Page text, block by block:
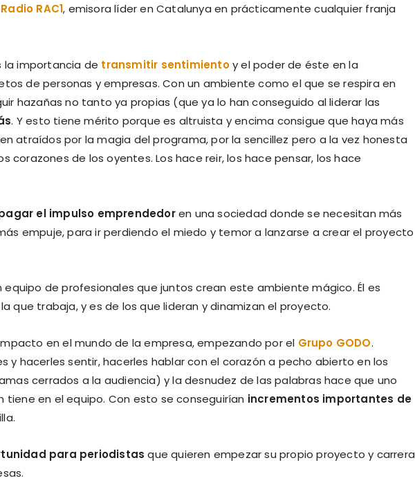
RAC1, emisora líder en Catalunya en prácticamente cualquier franja
la importancia de transmitir sentimientoy el poder de éste en la
de personas y empresas. Con un ambiente como el que se respira en
hazañas no tanto ya propias (que ya lo han conseguido al liderar las
. Y esto tiene mérito porque es altruista y encima consigue que haya más
atraídos por la magia del programa, por la sencillez pero a la vez honesta
corazones de los oyentes. Los hace reir, los hace pensar, los hace
el impulso emprendedoren una sociedad donde se necesitan más
empuje, para ir perdiendo el miedo y temor a lanzarse a crear el proyecto
de profesionales que juntos crean este ambiente mágico. Él es
que trabaja, y es de los que lideran y dinamizan el proyecto.
en el mundo de la empresa, empezando por el Grupo GODO.
y hacerles sentir, hacerles hablar con el corazón a pecho abierto en los
cerrados a la audiencia) y la desnudez de las palabras hace que uno
tiene en el equipo. Con esto se conseguirían incrementos importantes de
para periodistasque quieren empezar su propio proyecto y carrera